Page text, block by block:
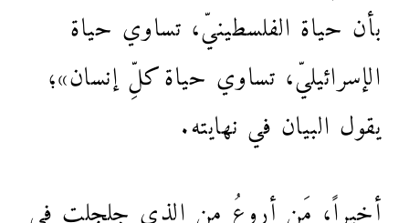
بأن حياة الفلسطينيّ، تساوي حياة
الإسرائيليّ، تساوي حياة كلِّ إنسان»؛
يقول البيان في نهايته.
أخيراً، مَن أروعُ من الذي جلجلت في